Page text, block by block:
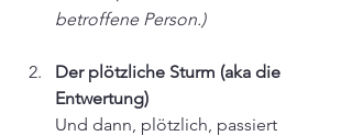
betroffene Person.)
Der plötzliche Sturm (aka die
Entwertung)
Und dann, plötzlich, passiert